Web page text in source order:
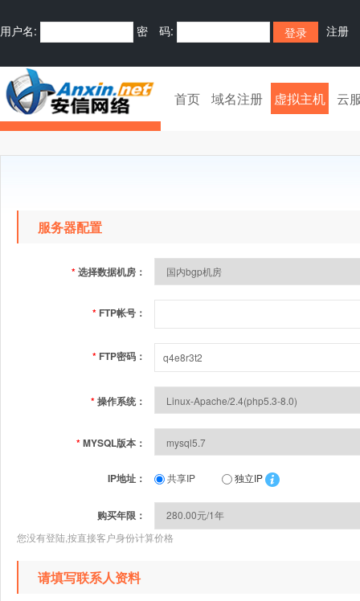
用户名: 密 码: 注册
首页 域名注册 虚拟主机 云
服务器配置
*选择数据机房：
* FTP帐号：
* FTP密码：
*操作系统：
*MYSQL版本：
IP地址： 共享IP 独立IP
购买年限：
您没有登陆,按直接客户身份计算价格
请填写联系人资料